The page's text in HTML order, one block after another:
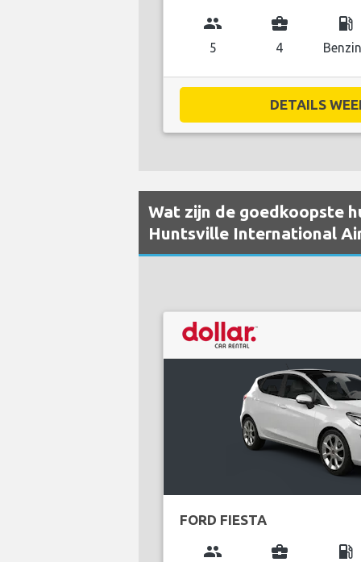
group
5
business_center
4
local_gas_station
DETAILS
Wat zijn de goedkoopste
Huntsville International
FORD FIESTA
group business_center local_gas_station